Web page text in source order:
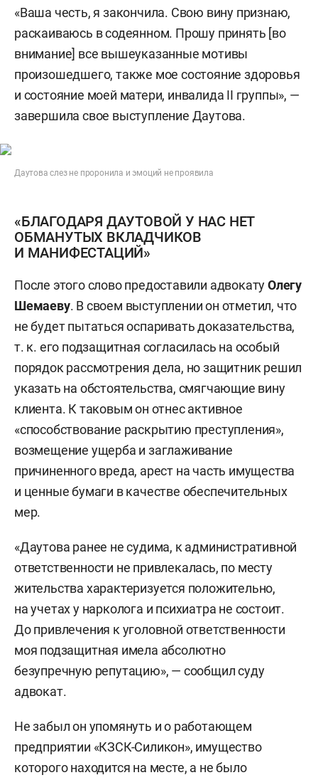
«Ваша честь, я закончила. Свою вину признаю,
раскаиваюсь в содеянном. Прошу принять [во
внимание] все вышеуказанные мотивы
произошедшего, также мое состояние здоровья
и состояние моей матери, инвалида II группы», —
завершила свое выступление Даутова.
Даутова слез не проронила и эмоций не проявила
«БЛАГОДАРЯ ДАУТОВОЙ У НАС НЕТ
ОБМАНУТЫХ ВКЛАДЧИКОВ
И МАНИФЕСТАЦИЙ»
После этого слово предоставили адвокатуОлегу
Шемаеву. В своем выступлении он отметил, что
не будет пытаться оспаривать доказательства,
т. к. его подзащитная согласилась на особый
порядок рассмотрения дела, но защитник решил
указать на обстоятельства, смягчающие вину
клиента. К таковым он отнес активное
«способствование раскрытию преступления»,
возмещение ущерба и заглаживание
причиненного вреда, арест на часть имущества
и ценные бумаги в качестве обеспечительных
мер.
«Даутова ранее не судима, к административной
ответственности не привлекалась, по месту
жительства характеризуется положительно,
на учетах у нарколога и психиатра не состоит.
До привлечения к уголовной ответственности
моя подзащитная имела абсолютно
безупречную репутацию», — сообщил суду
адвокат.
Не забыл он упомянуть и о работающем
предприятии «КЗСК-Силикон», имущество
которого находится на месте, а не было